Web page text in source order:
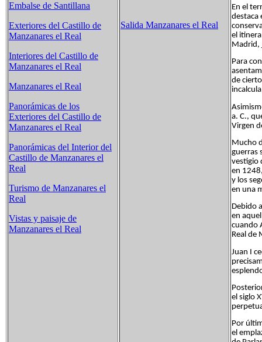
Embalse de Santillana
Exteriores del Castillo de
Manzanares el Real
Interiores del Castillo de
Manzanares el Real
Manzanares el Real
Panorámicas de los
Exteriores del Castillo de
Manzanares el Real
Panorámicas del Interior del
Castillo de Manzanares el
Real
Turismo de Manzanares el
Real
Vistas y paisaje de
Manzanares el Real
Salida Manzanares el Real
En el
destaca
el
Madrid,
Para
de
a. C.,
Virgen
Mucho
guerras
vestigio
en
y los
en una
Debido
en
cuando
Real de
Juan I
el siglo
Por
el